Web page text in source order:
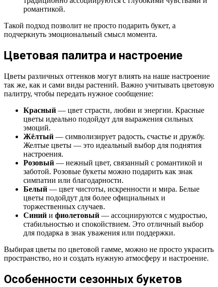
романтикой.
Такой подход позволит не просто подарить букет, а
подчеркнуть эмоциональный смысл момента.
Цветовая палитра и настроение
Цветы различных оттенков могут влиять на наше настроение
так же, как и сами виды растений. Важно учитывать цветовую
палитру, чтобы передать нужное сообщение:
Красный — цвет страсти, любви и энергии. Красные
цветы идеально подойдут для выражения сильных
эмоций.
Жёлтый — символизирует радость, счастье и дружбу.
Желтые цветы — это идеальный выбор для поднятия
настроения.
Розовый — нежный цвет, связанный с романтикой и
заботой. Розовые букеты можно подарить как знак
симпатии или благодарности.
Белый — цвет чистоты, искренности и мира. Белые
цветы подойдут для более официальных и
торжественных случаев.
Синий и фиолетовый — ассоциируются с мудростью,
стабильностью и спокойствием. Это отличный выбор
для подарка в знак уважения или поддержки.
Выбирая цветы по цветовой гамме, можно не просто украсить
пространство, но и создать нужную атмосферу и настроение.
Особенности сезонных букетов